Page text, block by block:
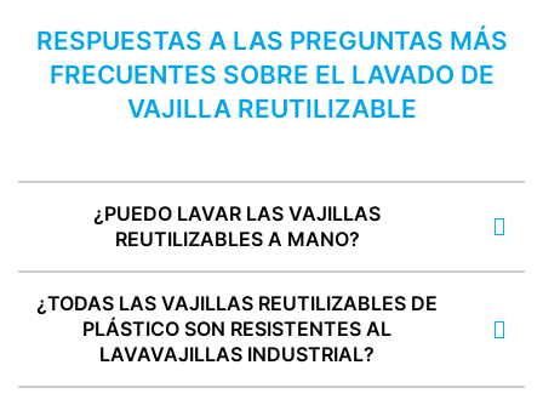
RESPUESTAS A LAS PREGUNTAS MÁS
FRECUENTES SOBRE EL LAVADO DE
VAJILLA REUTILIZABLE
¿PUEDO LAVAR LAS VAJILLAS
REUTILIZABLES A MANO?
¿TODAS LAS VAJILLAS REUTILIZABLES DE
PLÁSTICO SON RESISTENTES AL
LAVAVAJILLAS INDUSTRIAL?